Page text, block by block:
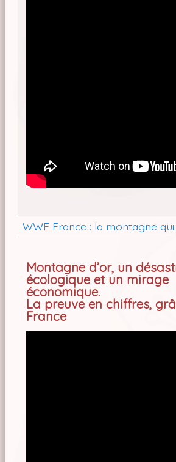
WWF France : la montagne
Montagne d’or, un
écologique et un mirage
économique.
La preuve en chiffres,
France